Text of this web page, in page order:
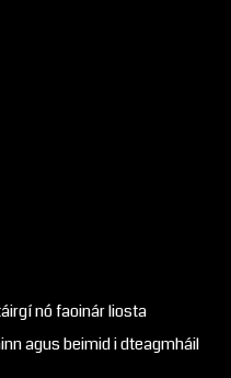
nó faoinár liosta
agus beimid i dteagmháil